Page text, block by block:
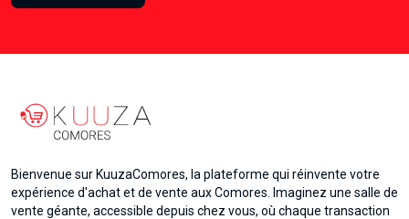
Bienvenue sur KuuzaComores, la plateforme qui réinvente votre
expérience d'achat et de vente aux Comores. Imaginez une salle de
vente géante, accessible depuis chez vous, où chaque transaction